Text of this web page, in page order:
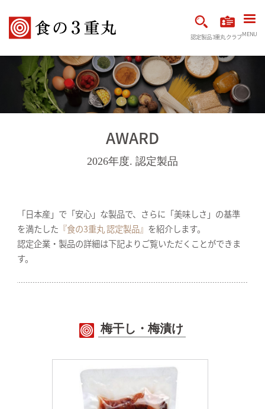
認定製品3重丸クラブMENU
AWARD
2026年度. 認定製品
「日本産」で「安心」な製品で、さらに「美味しさ」の基準
を満たした 『食の3重丸 認定製品』 を紹介します。
認定企業・製品の詳細は下記よりご覧いただくことができま
す。
梅干し・梅漬け